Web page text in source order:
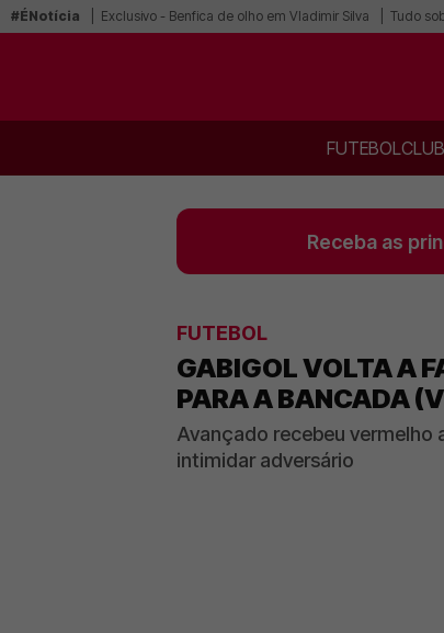
#ÉNotícia Exclusivo - Benfica de olho em Vladimir Silva Tudo
FUTEBOL
Receba as
FUTEBOL
GABIGOL VOLTA A
PARA A BANCADA
Avançado recebeu vermelho
intimidar adversário